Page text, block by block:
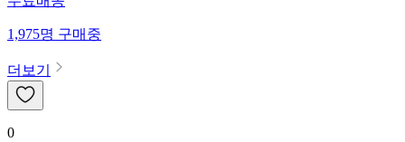
무료배송
1,975명구매중
더보기